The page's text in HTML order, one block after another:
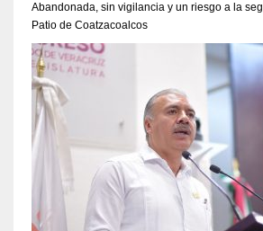
Abandonada, sin vigilancia y un riesgo a la
Patio de Coatzacoalcos